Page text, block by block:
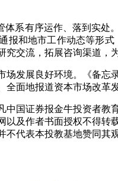
系有序运作、落到实处
报和地市工作动态等形
交流，拓展咨询渠道，
展良好环境。《备忘
面地报道资本市场改革
国证券报金牛投资者教
及作者书面授权不得转
不代表本投教基地赞同其